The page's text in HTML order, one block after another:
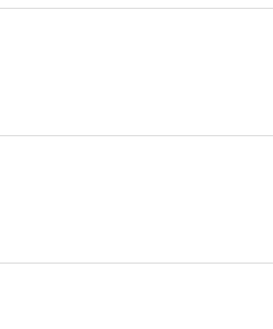
局关于万军贤
鸡市分行行长